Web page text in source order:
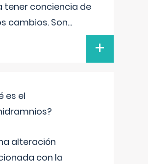
tener conciencia de
cambios. Son...
+
es el
alteración
con la